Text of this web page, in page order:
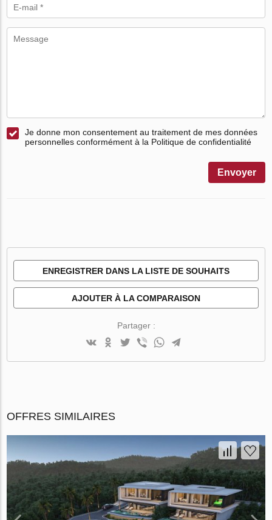
Je donne mon consentement au traitement de mes données
personnelles conformément à la Politique de confidentialité
Envoyer
ENREGISTRER DANS LA LISTE DE SOUHAITS
AJOUTER À LA COMPARAISON
Partager :
OFFRES SIMILAIRES